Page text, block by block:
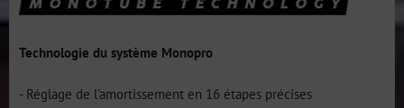
Technologie du système Monopro
- Réglage de l'amortissement en 16 étapes précises